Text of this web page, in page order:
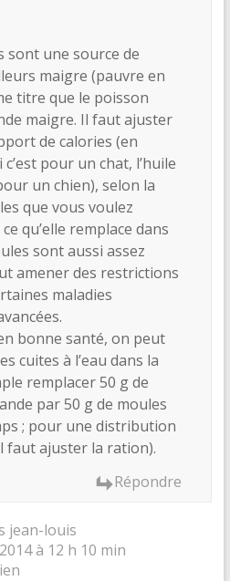
sont une source de
maigre (pauvre en
titre que le poisson
maigre. Il faut ajuster
de calories (en
pour un chat, l’huile
un chien), selon la
que vous voulez
qu’elle remplace dans
sont aussi assez
amener des restrictions
maladies
bonne santé, on peut
cuites à l’eau dans la
remplacer 50 g de
par 50 g de moules
; pour une distribution
faut ajuster la ration).
Répondre
jean-louis
à 12 h 10 min